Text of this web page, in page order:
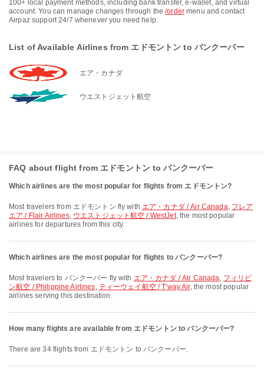
100+ local payment methods, including bank transfer, e-wallet, and virtual
account. You can manage changes through the/order menu and contact
Airpaz support 24/7 whenever you need help.
List of Available Airlines from エドモントン to バンクーバー
エア・カナダ
ウエストジェット航空
FAQ about flight from エドモントン to バンクーバー
Which airlines are the most popular for flights from エドモントン?
Most travelers from エドモントン fly with エア・カナダ / Air Canada, フレア
エア / Flair Airlines, ウエストジェット航空 / WestJet, the most popular
airlines for departures from this city.
Which airlines are the most popular for flights to バンクーバー?
Most travelers to バンクーバー fly with エア・カナダ / Air Canada, フィリピ
ン航空 / Philippine Airlines, ティーウェイ航空 / T'way Air, the most popular
airlines serving this destination.
How many flights are available from エドモントン to バンクーバー?
There are 34 flights from エドモントン to バンクーバー.